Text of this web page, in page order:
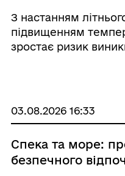
З настанням
підвищенням
зростає ризик
через людську
03.08.2026 16:33
Спека та море:
безпечного